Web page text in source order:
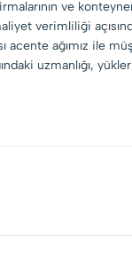
ve
verimliliği
acente ağımız ile
uzmanlığı,